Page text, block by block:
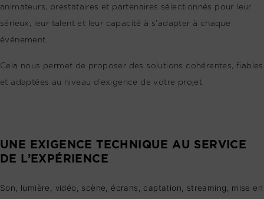
animateurs, prestataires et partenaires sélectionnés pour leur
sérieux, leur talent et leur capacité à s’adapter à chaque
événement.
Cela nous permet de proposer des solutions cohérentes, fiables
et adaptées au niveau d’exigence de votre projet.
UNE EXIGENCE TECHNIQUE AU SERVICE
DE L’EXPÉRIENCE
Son, lumière, vidéo, scène, écrans, captation, streaming, mise en